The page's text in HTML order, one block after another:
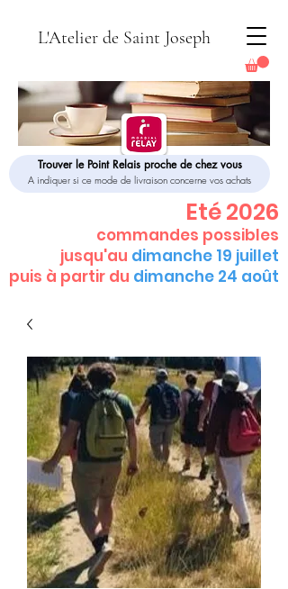
L'Atelier de Saint Joseph
Trouver le Point Relais proche de chez vous
A indiquer si ce mode de livraison concerne vos achats
Eté 2026
commandes possibles
jusqu'au dimanche 19 juillet
puis à partir du dimanche 24 août